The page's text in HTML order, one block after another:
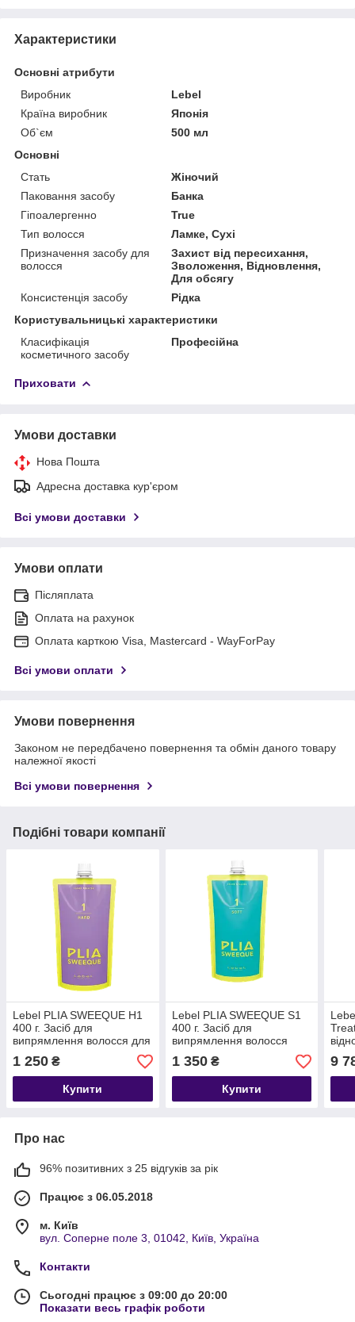
Характеристики
Основні атрибути
Виробник
Lebel
Країна виробник
Японія
Об`єм
500 мл
Основні
Стать
Жіночий
Паковання засобу
Банка
Гіпоалергенно
True
Тип волосся
Ламке, Сухі
Призначення засобу для
волосся
Захист від пересихання,
Зволоження, Відновлення,
Для обсягу
Консистенція засобу
Рідка
Користувальницькі характеристики
Класифікація
косметичного засобу
Професійна
Приховати
Умови доставки
Нова Пошта
Адресна доставка кур'єром
Всі умови доставки
Умови оплати
Післяплата
Оплата на рахунок
Оплата карткою Visa, Mastercard - WayForPay
Всі умови оплати
Умови повернення
Законом не передбачено повернення та обмін даного товару
належної якості
Всі умови повернення
Подібні товари компанії
Lebel PLIA SWEEQUE H1
400 г. Засіб для
випрямлення волосся для
жорсткого волосся
1 250 ₴
Купити
Lebel PLIA SWEEQUE S1
400 г. Засіб для
випрямлення волосся
1 350₴
Купити
9
Про нас
96% позитивних з 25 відгуків за рік
Працює з 06.05.2018
м. Київ
вул. Соперне поле 3, 01042, Київ, Україна
Контакти
Сьогодні працює з 09:00 до 20:00
Показати весь графік роботи